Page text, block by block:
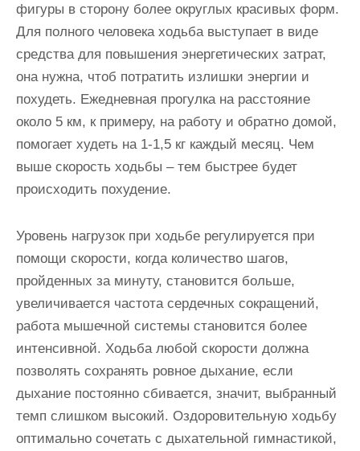
фигуры в сторону более округлых красивых форм.
Для полного человека ходьба выступает в виде
средства для повышения энергетических затрат,
она нужна, чтоб потратить излишки энергии и
похудеть. Ежедневная прогулка на расстояние
около 5 км, к примеру, на работу и обратно домой,
помогает худеть на 1-1,5 кг каждый месяц. Чем
выше скорость ходьбы – тем быстрее будет
происходить похудение.
Уровень нагрузок при ходьбе регулируется при
помощи скорости, когда количество шагов,
пройденных за минуту, становится больше,
увеличивается частота сердечных сокращений,
работа мышечной системы становится более
интенсивной. Ходьба любой скорости должна
позволять сохранять ровное дыхание, если
дыхание постоянно сбивается, значит, выбранный
темп слишком высокий. Оздоровительную ходьбу
оптимально сочетать с дыхательной гимнастикой,